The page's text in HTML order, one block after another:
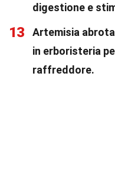
digestione e
13
Artemisia
in erboristeria
raffreddore.